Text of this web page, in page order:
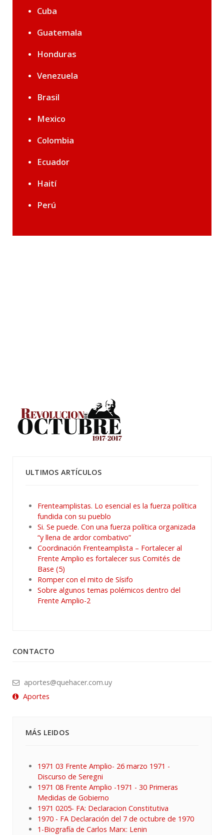
Cuba
Guatemala
Honduras
Venezuela
Brasil
Mexico
Colombia
Ecuador
Haití
Perú
ULTIMOS ARTÍCULOS
Frenteamplistas. Lo esencial es la fuerza política
fundida con su pueblo
Si. Se puede. Con una fuerza política organizada
“y llena de ardor combativo”
Coordinación Frenteamplista – Fortalecer al
Frente Amplio es fortalecer sus Comités de
Base (5)
Romper con el mito de Sísifo
Sobre algunos temas polémicos dentro del
Frente Amplio-2
CONTACTO
aportes@quehacer.com.uy
Aportes
MÁS LEIDOS
1971 03 Frente Amplio- 26 marzo 1971 -
Discurso de Seregni
1971 08 Frente Amplio -1971 - 30 Primeras
Medidas de Gobierno
1971 0205- FA: Declaracion Constitutiva
1970 - FA Declaración del 7 de octubre de 1970
1-Biografía de Carlos Marx: Lenin